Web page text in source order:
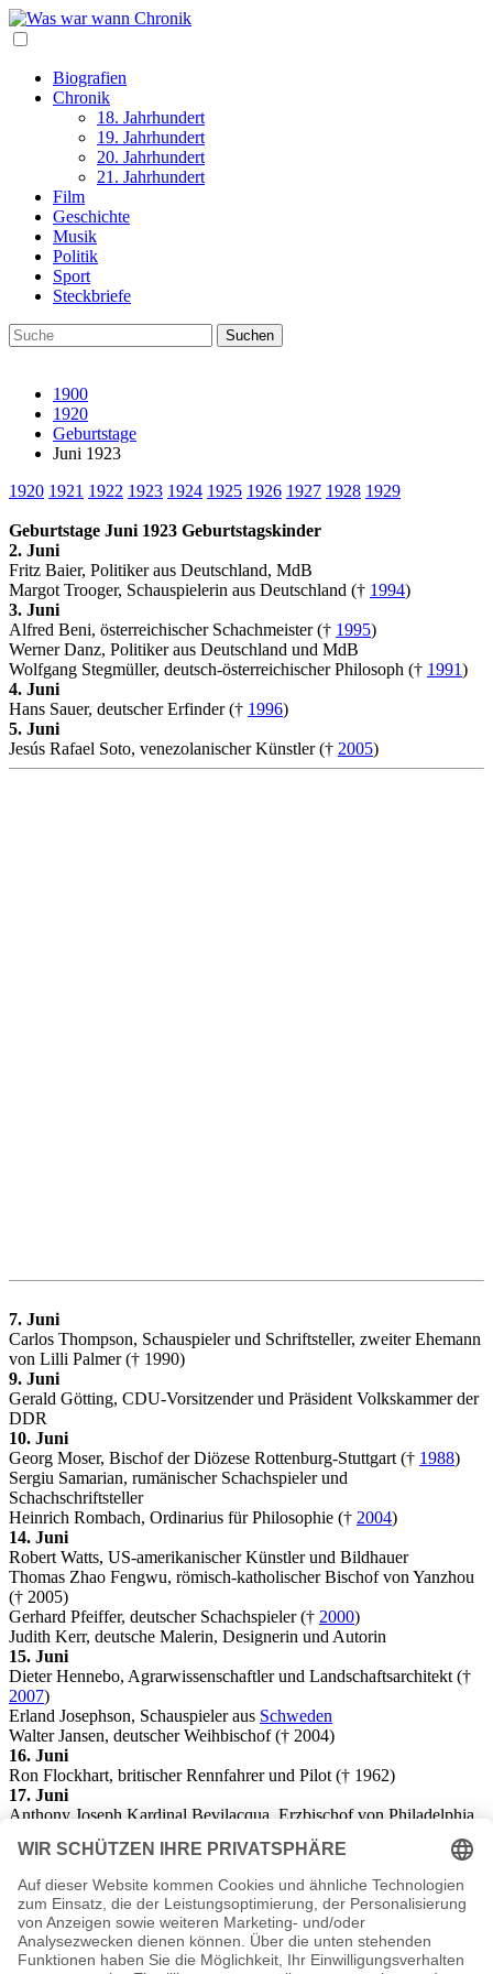
Biografien
Chronik
18. Jahrhundert
19. Jahrhundert
20. Jahrhundert
21. Jahrhundert
Film
Geschichte
Musik
Politik
Sport
Steckbriefe
1900
1920
Geburtstage
Juni 1923
1920 1921 1922 1923 1924 1925 1926 1927 1928 1929
Geburtstage Juni 1923 Geburtstagskinder
2. Juni
Fritz Baier, Politiker aus Deutschland, MdB
Margot Trooger, Schauspielerin aus Deutschland († 1994)
3. Juni
Alfred Beni, österreichischer Schachmeister († 1995)
Werner Danz, Politiker aus Deutschland und MdB
Wolfgang Stegmüller, deutsch-österreichischer Philosoph († 1991)
4. Juni
Hans Sauer, deutscher Erfinder († 1996)
5. Juni
Jesús Rafael Soto, venezolanischer Künstler († 2005)
7. Juni
Carlos Thompson, Schauspieler und Schriftsteller, zweiter Ehemann
von Lilli Palmer († 1990)
9. Juni
Gerald Götting, CDU-Vorsitzender und Präsident Volkskammer der
DDR
10. Juni
Georg Moser, Bischof der Diözese Rottenburg-Stuttgart († 1988)
Sergiu Samarian, rumänischer Schachspieler und
Schachschriftsteller
Heinrich Rombach, Ordinarius für Philosophie († 2004)
14. Juni
Robert Watts, US-amerikanischer Künstler und Bildhauer
Thomas Zhao Fengwu, römisch-katholischer Bischof von Yanzhou
(† 2005)
Gerhard Pfeiffer, deutscher Schachspieler († 2000)
Judith Kerr, deutsche Malerin, Designerin und Autorin
15. Juni
Dieter Hennebo, Agrarwissenschaftler und Landschaftsarchitekt (†
2007)
Erland Josephson, Schauspieler aus Schweden
Walter Jansen, deutscher Weihbischof († 2004)
16. Juni
Ron Flockhart, britischer Rennfahrer und Pilot († 1962)
17. Juni
Anthony Joseph Kardinal Bevilacqua, Erzbischof von Philadelphia
José Giovanni, französisch-Schriftsteller aus der Schweiz
23. Juni
George Russell, Jazzmusiker aus USA
Silkirtis Nichols, indianischer Schauspieler
25. Juni